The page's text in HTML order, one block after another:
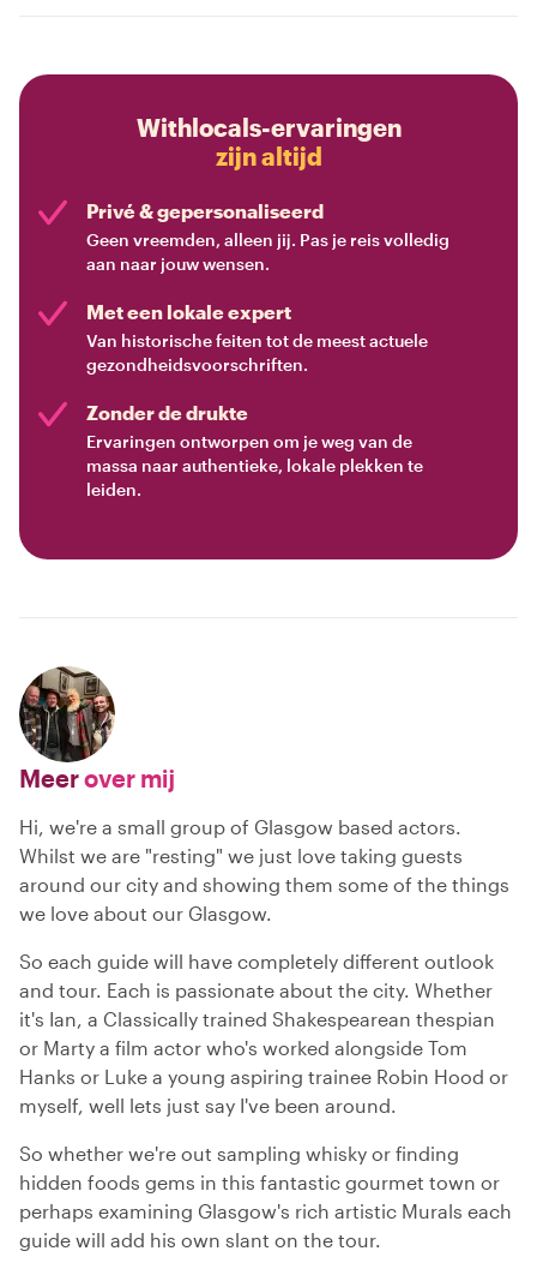
Withlocals-ervaringen
zijn altijd
Privé & gepersonaliseerd
Geen vreemden, alleen jij. Pas je reis volledig
aan naar jouw wensen.
Met een lokale expert
Van historische feiten tot de meest actuele
gezondheidsvoorschriften.
Zonder de drukte
Ervaringen ontworpen om je weg van de
massa naar authentieke, lokale plekken te
leiden.
Meerover mij
Hi, we're a small group of Glasgow based actors.
Whilst we are "resting" we just love taking guests
around our city and showing them some of the things
we love about our Glasgow.
So each guide will have completely different outlook
and tour. Each is passionate about the city. Whether
it's Ian, a Classically trained Shakespearean thespian
or Marty a film actor who's worked alongside Tom
Hanks or Luke a young aspiring trainee Robin Hood or
myself, well lets just say I've been around.
So whether we're out sampling whisky or finding
hidden foods gems in this fantastic gourmet town or
perhaps examining Glasgow's rich artistic Murals each
guide will add his own slant on the tour.